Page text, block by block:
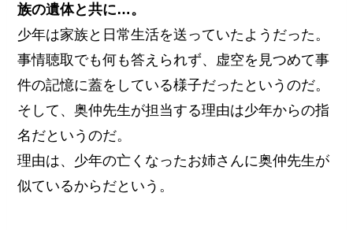
族の遺体と共に…。
少年は家族と日常生活を送っていたようだった。
事情聴取でも何も答えられず、虚空を見つめて事
件の記憶に蓋をしている様子だったというのだ。
そして、奥仲先生が担当する理由は少年からの指
名だというのだ。
理由は、少年の亡くなったお姉さんに奥仲先生が
似ているからだという。